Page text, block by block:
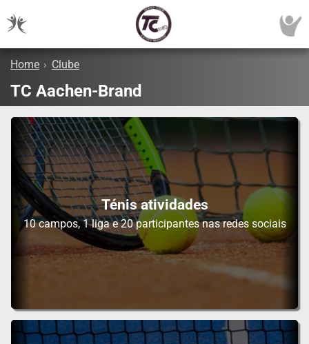
Home › Clube
TC Aachen-Brand
Ténis atividades
10 campos, 1 liga e 20 participantes nas redes sociais